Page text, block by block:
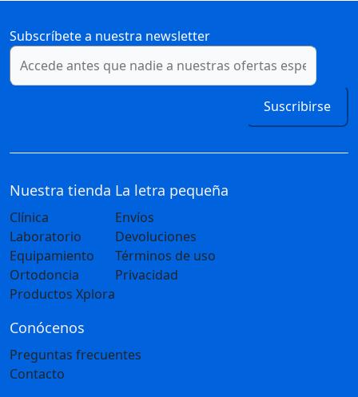
Subscríbete a nuestra newsletter
Suscribirse
Nuestra tienda
Clínica
Laboratorio
Equipamiento
Ortodoncia
Productos Xplora
La letra pequeña
Envíos
Devoluciones
Términos de uso
Privacidad
Conócenos
Preguntas frecuentes
Contacto